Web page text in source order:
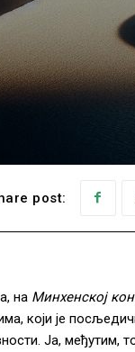
post:
на Минхенској
који је
Ја, међутим,